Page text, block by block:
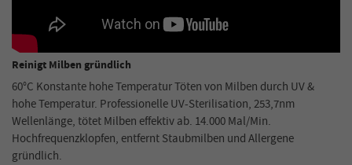
Reinigt Milben gründlich
60°C Konstante hohe Temperatur Töten von Milben durch UV &
hohe Temperatur. Professionelle UV-Sterilisation, 253,7nm
Wellenlänge, tötet Milben effektiv ab. 14.000 Mal/Min.
Hochfrequenzklopfen, entfernt Staubmilben und Allergene
gründlich.